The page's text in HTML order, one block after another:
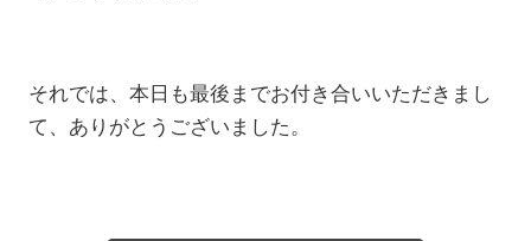
それでは、本日も最後までお付き合いいただきまし
て、ありがとうございました。